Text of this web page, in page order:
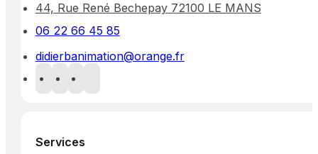
44, Rue René Bechepay 72100 LE MANS
06 22 66 45 85
didierbanimation@orange.fr
Services